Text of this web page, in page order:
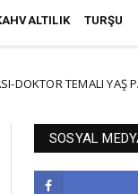
TURŞU
YAŞ PASTA PART3
SOSYAL